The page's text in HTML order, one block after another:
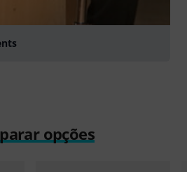
opções